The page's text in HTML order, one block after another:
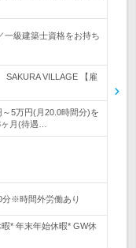
一級建築士資格をお持ち
VILLAGE 【雇
5万円(月20.0時間分)を
月(待遇…
分※時間外労働あり
* 年末年始休暇* GW休